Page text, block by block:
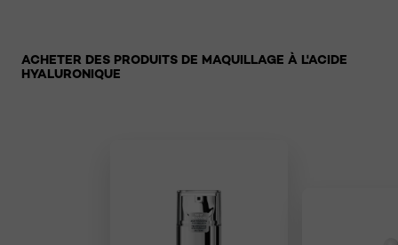
ACHETER DES PRODUITS DE MAQUILLAGE À L'ACIDE
HYALURONIQUE